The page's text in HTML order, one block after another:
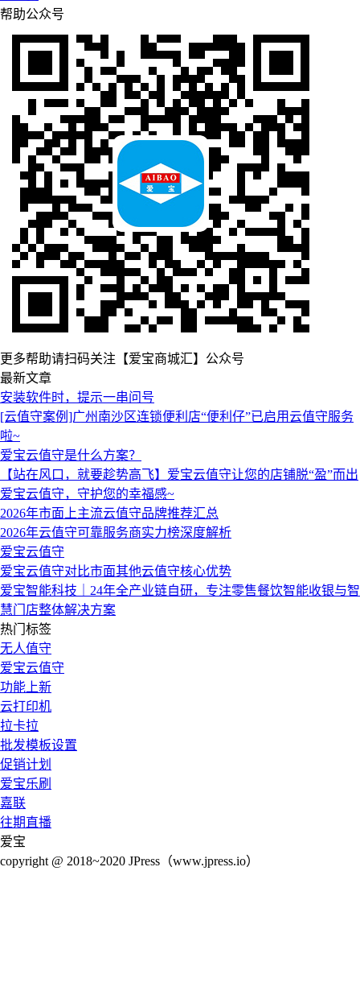
帮助公众号
更多帮助请扫码关注【爱宝商城汇】公众号
最新文章
安装软件时，提示一串问号
[云值守案例]广州南沙区连锁便利店“便利仔”已启用云值守服务
啦~
爱宝云值守是什么方案？
【站在风口，就要趁势高飞】爱宝云值守让您的店铺脱“盈”而出
爱宝云值守，守护您的幸福感~
2026年市面上主流云值守品牌推荐汇总
2026年云值守可靠服务商实力榜深度解析
爱宝云值守
爱宝云值守对比市面其他云值守核心优势
爱宝智能科技｜24年全产业链自研，专注零售餐饮智能收银与智
慧门店整体解决方案
热门标签
无人值守
爱宝云值守
功能上新
云打印机
拉卡拉
批发模板设置
促销计划
爱宝乐刷
嘉联
往期直播
爱宝
copyright @ 2018~2020 JPress（www.jpress.io）